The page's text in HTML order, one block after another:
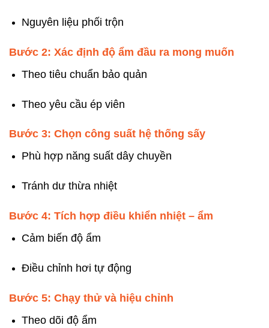
Nguyên liệu phối trộn
Bước 2: Xác định độ ẩm đầu ra mong muốn
Theo tiêu chuẩn bảo quản
Theo yêu cầu ép viên
Bước 3: Chọn công suất hệ thống sấy
Phù hợp năng suất dây chuyền
Tránh dư thừa nhiệt
Bước 4: Tích hợp điều khiển nhiệt – ẩm
Cảm biến độ ẩm
Điều chỉnh hơi tự động
Bước 5: Chạy thử và hiệu chỉnh
Theo dõi độ ẩm